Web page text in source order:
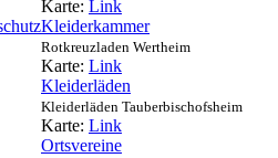
Karte: Link
Kleiderkammer
Rotkreuzladen Wertheim
Karte: Link
Kleiderläden
Kleiderläden Tauberbischofsheim
Karte: Link
Ortsvereine